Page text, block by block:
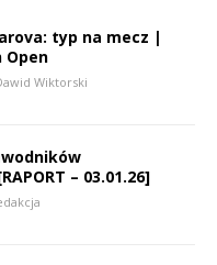
typ na mecz |
Open
Wiktorski
– 03.01.26]